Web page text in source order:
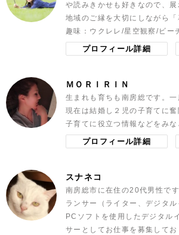
や読みきかせも好きなので、
地域のご縁を大切にしながら
趣味：ウクレレ/星空観察/ビー
プロフィール詳細
ＭＯＲＩＲＩＮ
生まれも育ちも南房総です。
現在は結婚し２児の子育てに
子育てに役立つ情報などをみ
プロフィール詳細
スナネコ
南房総市に在住の20代男性で
ランサー（ライター、デジタ
PCソフトを使用したデジタル
サーとしてお仕事を募集してお